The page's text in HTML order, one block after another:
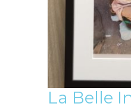
La Belle